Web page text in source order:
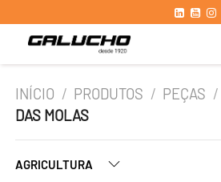
INÍCIO / PRODUTOS / PEÇAS /
DAS MOLAS
AGRICULTURA